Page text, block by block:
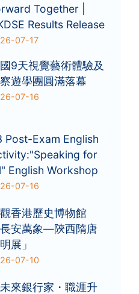
Together |
Results Release
07-17
9天視覺藝術體驗及
遊學團圓滿落幕
07-16
Post-Exam English
for
English Workshop
07-16
香港歷史博物館
長安萬象—陝西隋唐
展」
07-10
未來銀行家・職涯升